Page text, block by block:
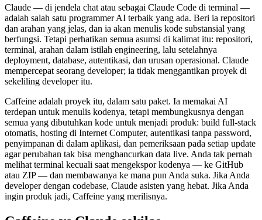
Claude — di jendela chat atau sebagai Claude Code di terminal —
adalah salah satu programmer AI terbaik yang ada. Beri ia repositori
dan arahan yang jelas, dan ia akan menulis kode substansial yang
berfungsi. Tetapi perhatikan semua asumsi di kalimat itu: repositori,
terminal, arahan dalam istilah engineering, lalu setelahnya
deployment, database, autentikasi, dan urusan operasional. Claude
mempercepat seorang developer; ia tidak menggantikan proyek di
sekeliling developer itu.
Caffeine adalah proyek itu, dalam satu paket. Ia memakai AI
terdepan untuk menulis kodenya, tetapi membungkusnya dengan
semua yang dibutuhkan kode untuk menjadi produk: build full-stack
otomatis, hosting di Internet Computer, autentikasi tanpa password,
penyimpanan di dalam aplikasi, dan pemeriksaan pada setiap update
agar perubahan tak bisa menghancurkan data live. Anda tak pernah
melihat terminal kecuali saat mengekspor kodenya — ke GitHub
atau ZIP — dan membawanya ke mana pun Anda suka. Jika Anda
developer dengan codebase, Claude asisten yang hebat. Jika Anda
ingin produk jadi, Caffeine yang merilisnya.